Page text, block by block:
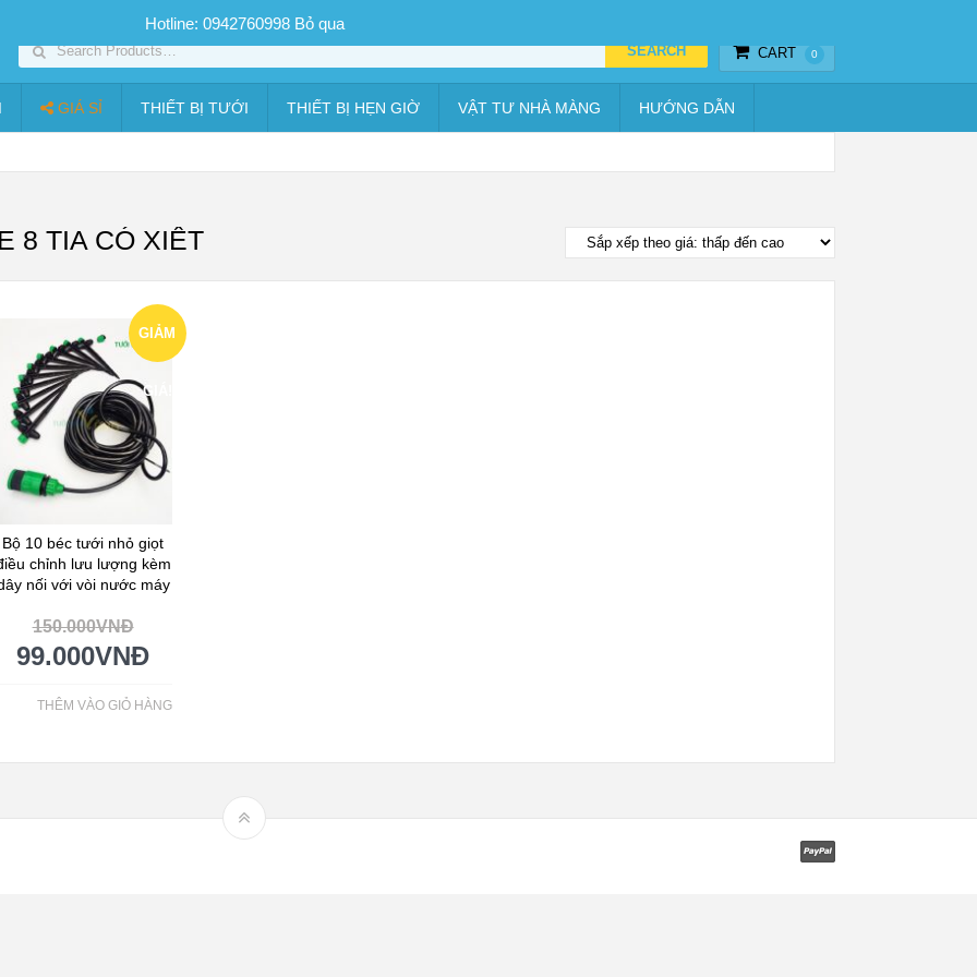
SP PHUN SƯƠNG GIÁ TỐT Bộ KIT tưới
CART 0
GIÁ SỈ THIẾT BỊ TƯỚI THIẾT BỊ HẸN GIỜ VẬT TƯ NHÀ MÀNG HƯỚNG DẪN
8 TIA CÓ XIẾT
GIẢM
GIÁ!
Bộ 10 béc tưới nhỏ giọt
chỉnh lưu lượng kèm
nối với vòi nước máy
150.000VNĐ
99.000VNĐ
THÊM VÀO GIỎ HÀNG
Hotline: 0942760998 Bỏ qua